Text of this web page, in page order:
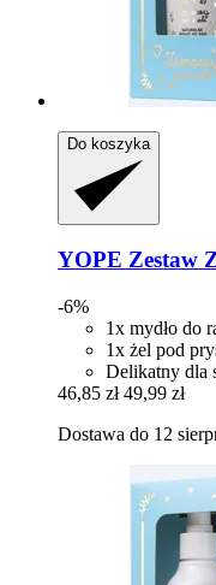
Do koszyka
YOPE Zestaw
-6%
1x mydło do
1x żel pod
Delikatny dla
46,85 zł 49,99 zł
Dostawa do 12